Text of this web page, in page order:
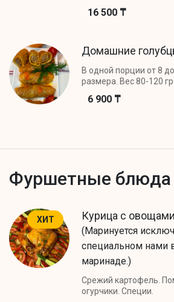
16 500 ₸
Домашние
В одной порции от 8
размера. Вес 80-120
6 900 ₸
Фуршетные блюда
ХИТ Курица с
(Маринуется
специальном нами
маринаде.)
Срежий картофель.
огурчики. Специи.